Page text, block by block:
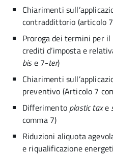
Chiarimenti
contraddittorio (articolo
Proroga dei termini per
crediti d’imposta e
bise 7-ter)
Chiarimenti
preventivo (Articolo 7
Differimento plastic taxe
comma 7)
Riduzioni aliquota
e riqualificazione